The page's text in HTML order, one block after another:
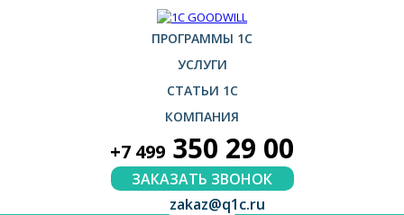
ПРОГРАММЫ 1С
УСЛУГИ
СТАТЬИ 1С
КОМПАНИЯ
+7 499 350 29 00
ЗАКАЗАТЬ ЗВОНОК
zakaz@q1c.ru